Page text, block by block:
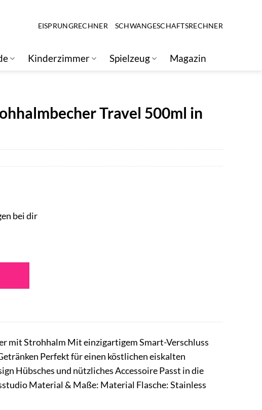
EISPRUNGRECHNER SCHWANGESCHAFTSRECHNER
Kinderzimmer Spielzeug Magazin
Travel 500ml in
bei dir
mit Strohhalm Mit einzigartigem Smart-Verschluss
Perfekt für einen köstlichen eiskalten
Hübsches und nützliches Accessoire Passt in die
Material & Maße: Material Flasche: Stainless